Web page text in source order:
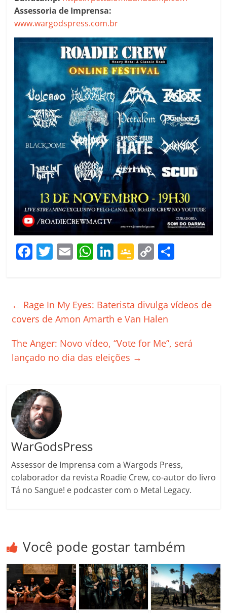
Assessoria de Imprensa:
www.wargodspress.com.br
F
e
b
o
k
T
er
E
l
W
s
A
p
Li
e
dI
G
gl
e
a
ss
C
y
Li
k
p
h
← Rage In My Eyes: Baterista divulga vídeos de
covers de Amon Amarth e Van Halen
The Anger: Novo vídeo, “Vote for Me”, será
lançado no dia das eleições →
WarGodsPress
Assessor de Imprensa com a Wargods Press,
colaborador da revista Roadie Crew, co-autor do livro
Tá no Sangue! e podcaster com o Metal Legacy.
Você pode gostar também